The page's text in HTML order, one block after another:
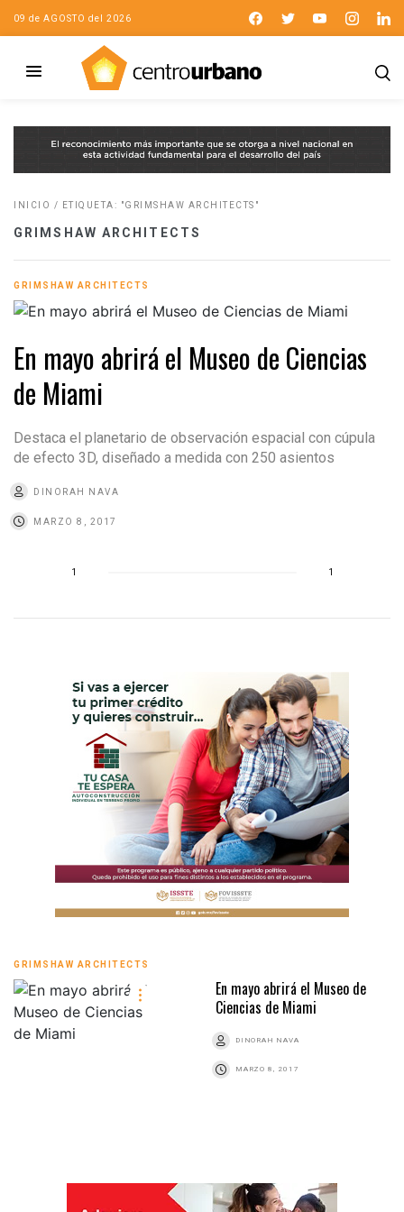
09 de AGOSTO del 2026
INICIO / ETIQUETA: "GRIMSHAW ARCHITECTS"
GRIMSHAW ARCHITECTS
GRIMSHAW ARCHITECTS
En mayo abrirá el Museo de Ciencias
de Miami
Destaca el planetario de observación espacial con cúpula
de efecto 3D, diseñado a medida con 250 asientos
DINORAH NAVA
MARZO 8, 2017
1 1
GRIMSHAW ARCHITECTS
En mayo abrirá el Museo de
Ciencias de Miami
DINORAH NAVA
MARZO 8, 2017